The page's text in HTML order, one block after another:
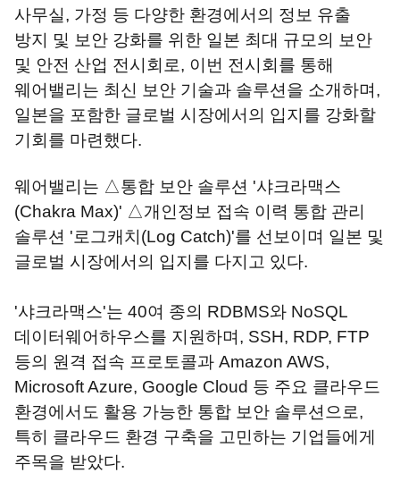
사무실, 가정 등 다양한 환경에서의 정보 유출
방지 및 보안 강화를 위한 일본 최대 규모의 보안
및 안전 산업 전시회로, 이번 전시회를 통해
웨어밸리는 최신 보안 기술과 솔루션을 소개하며,
일본을 포함한 글로벌 시장에서의 입지를 강화할
기회를 마련했다.
웨어밸리는 △통합 보안 솔루션 '샤크라맥스
(Chakra Max)' △개인정보 접속 이력 통합 관리
솔루션 '로그캐치(Log Catch)'를 선보이며 일본 및
글로벌 시장에서의 입지를 다지고 있다.
'샤크라맥스'는 40여 종의 RDBMS와 NoSQL
데이터웨어하우스를 지원하며, SSH, RDP, FTP
등의 원격 접속 프로토콜과 Amazon AWS,
Microsoft Azure, Google Cloud 등 주요 클라우드
환경에서도 활용 가능한 통합 보안 솔루션으로,
특히 클라우드 환경 구축을 고민하는 기업들에게
주목을 받았다.